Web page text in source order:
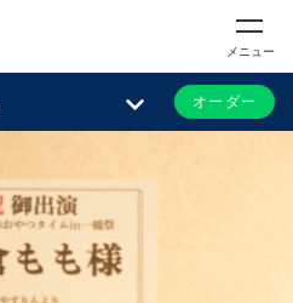
メニュー
オーダー